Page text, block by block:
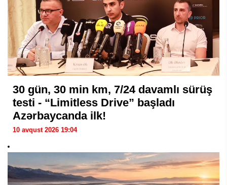
30 gün, 30 min km, 7/24 davamlı sürüş
testi - “Limitless Drive” başladı
Azərbaycanda ilk!
10 avqust 2026 19:04